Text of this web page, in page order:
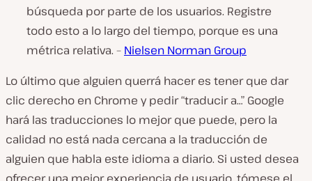
búsqueda por parte de los usuarios. Registre
todo esto a lo largo del tiempo, porque es una
métrica relativa. – Nielsen Norman Group
Lo último que alguien querrá hacer es tener que dar
clic derecho en Chrome y pedir “traducir a…” Google
hará las traducciones lo mejor que puede, pero la
calidad no está nada cercana a la traducción de
alguien que habla este idioma a diario. Si usted desea